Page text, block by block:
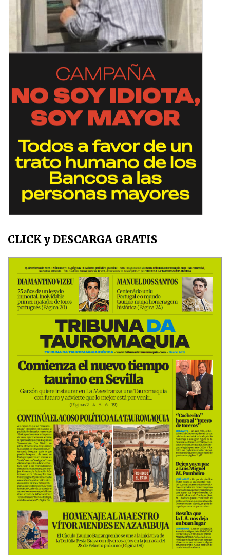
CLICK y DESCARGA GRATIS